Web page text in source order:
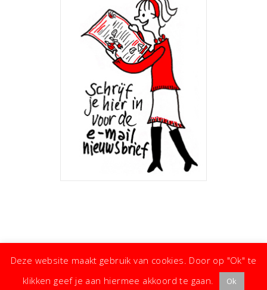
Deze website maakt gebruik van cookies. Door op "Ok" te
klikken geef je aan hiermee akkoord te gaan.
Ok